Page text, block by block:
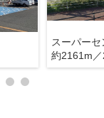
約2161m